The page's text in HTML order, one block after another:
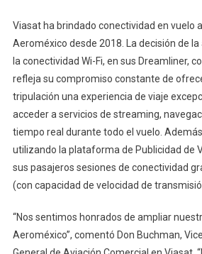
Viasat ha brindado conectividad en vuelo
Aeroméxico desde 2018. La decisión de
la conectividad Wi-Fi, en sus Dreamliner,
refleja su compromiso constante de
tripulación una experiencia de viaje
acceder a servicios de streaming,
tiempo real durante todo el vuelo.
utilizando la plataforma de Publicidad de
sus pasajeros sesiones de conectividad
(con capacidad de velocidad de
“Nos sentimos honrados de ampliar
Aeroméxico”, comentó Don Buchman,